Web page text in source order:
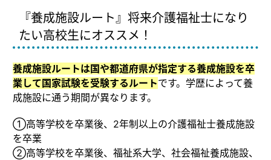
『養成施設ルート』将来介護福祉士になり
たい高校生にオススメ！
養成施設ルートは国や都道府県が指定する養成施設を卒
業して国家試験を受験するルートです。学歴によって養
成施設に通う期間が異なります。
①高等学校を卒業後、2年制以上の介護福祉士養成施設
を卒業
②高等学校を卒業後、福祉系大学、社会福祉養成施設、